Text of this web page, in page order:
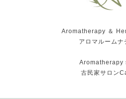
Aromatherapy ＆
アロマルームナ
Aromatherapy
古民家サロン